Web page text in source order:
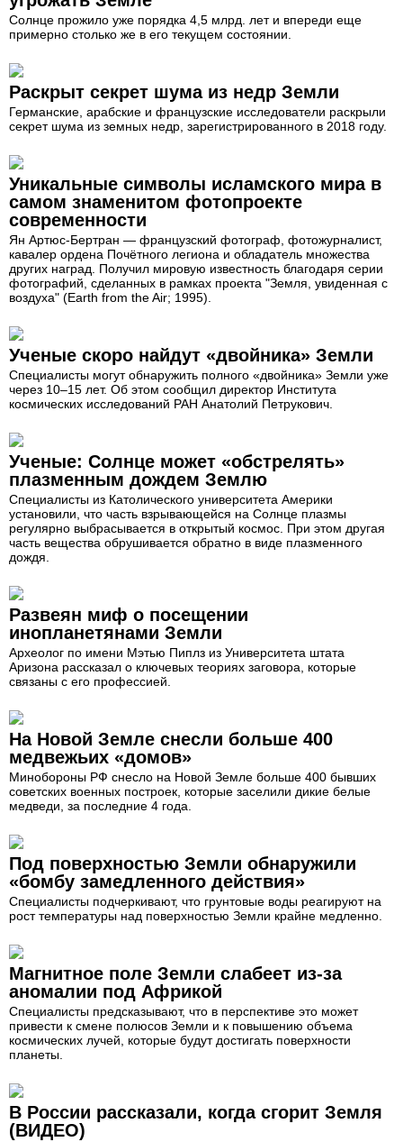
Солнце прожило уже порядка 4,5 млрд. лет и впереди еще
примерно столько же в его текущем состоянии.
Раскрыт секрет шума из недр Земли
Германские, арабские и французские исследователи раскрыли
секрет шума из земных недр, зарегистрированного в 2018 году.
Уникальные символы исламского мира в
самом знаменитом фотопроекте
современности
Ян Артюс-Бертран — французский фотограф, фотожурналист,
кавалер ордена Почётного легиона и обладатель множества
других наград. Получил мировую известность благодаря серии
фотографий, сделанных в рамках проекта "Земля, увиденная с
воздуха" (Earth from the Air; 1995).
Ученые скоро найдут «двойника» Земли
Специалисты могут обнаружить полного «двойника» Земли уже
через 10–15 лет. Об этом сообщил директор Института
космических исследований РАН Анатолий Петрукович.
Ученые: Солнце может «обстрелять»
плазменным дождем Землю
Специалисты из Католического университета Америки
установили, что часть взрывающейся на Солнце плазмы
регулярно выбрасывается в открытый космос. При этом другая
часть вещества обрушивается обратно в виде плазменного
дождя.
Развеян миф о посещении
инопланетянами Земли
Археолог по имени Мэтью Пиплз из Университета штата
Аризона рассказал о ключевых теориях заговора, которые
связаны с его профессией.
На Новой Земле снесли больше 400
медвежьих «домов»
Минобороны РФ снесло на Новой Земле больше 400 бывших
советских военных построек, которые заселили дикие белые
медведи, за последние 4 года.
Под поверхностью Земли обнаружили
«бомбу замедленного действия»
Специалисты подчеркивают, что грунтовые воды реагируют на
рост температуры над поверхностью Земли крайне медленно.
Магнитное поле Земли слабеет из-за
аномалии под Африкой
Специалисты предсказывают, что в перспективе это может
привести к смене полюсов Земли и к повышению объема
космических лучей, которые будут достигать поверхности
планеты.
В России рассказали, когда сгорит Земля
(ВИДЕО)